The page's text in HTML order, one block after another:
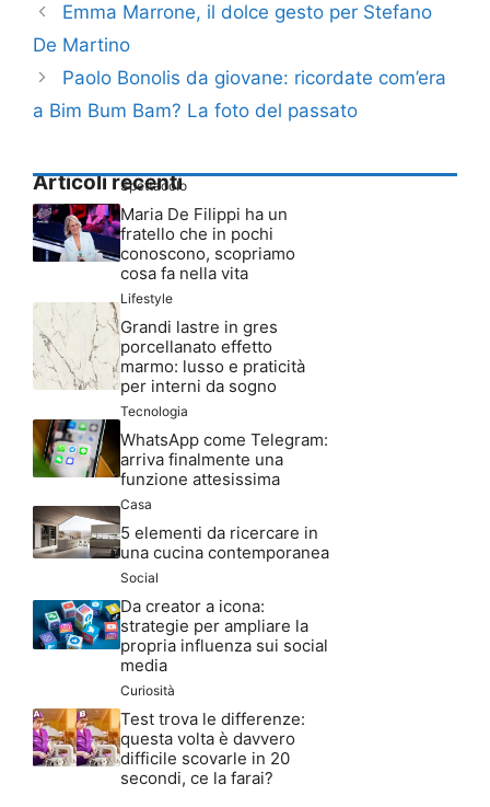
Emma Marrone, il dolce gesto per Stefano
De Martino
Paolo Bonolis da giovane: ricordate com’era
a Bim Bum Bam? La foto del passato
Articoli recenti
Spettacolo
Maria De Filippi ha un
fratello che in pochi
conoscono, scopriamo
cosa fa nella vita
Lifestyle
Grandi lastre in gres
porcellanato effetto
marmo: lusso e praticità
per interni da sogno
Tecnologia
WhatsApp come Telegram:
arriva finalmente una
funzione attesissima
Casa
5 elementi da ricercare in
una cucina contemporanea
Social
Da creator a icona:
strategie per ampliare la
propria influenza sui social
media
Curiosità
Test trova le differenze:
questa volta è davvero
difficile scovarle in 20
secondi, ce la farai?